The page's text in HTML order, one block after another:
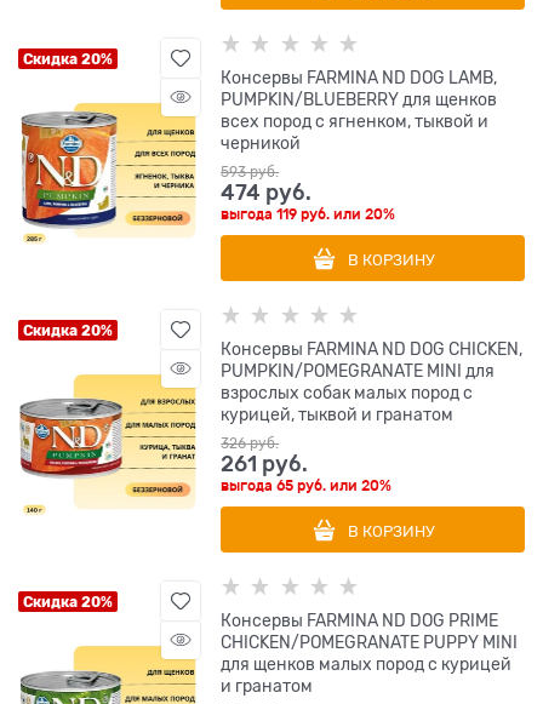
Скидка 20%
Консервы FARMINA ND DOG LAMB,
PUMPKIN/BLUEBERRY для щенков
всех пород с ягненком, тыквой и
черникой
593 руб.
474 руб.
выгода119 руб. или20%
В КОРЗИНУ
Скидка 20%
Консервы FARMINA ND DOG CHICKEN,
PUMPKIN/POMEGRANATE MINI для
взрослых собак малых пород с
курицей, тыквой и гранатом
326 руб.
261 руб.
выгода65 руб. или20%
В КОРЗИНУ
Скидка 20%
Консервы FARMINA ND DOG PRIME
CHICKEN/POMEGRANATE PUPPY MINI
для щенков малых пород с курицей
и гранатом